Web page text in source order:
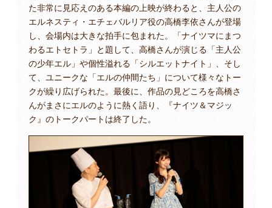
た非常に見応えのある本編の上映が終わると、主人公の
エルネスティ・エチェバルリア役の高橋李依さんが登場
し、会場内は大きな拍手に包まれた。「ナイツマにまつ
わるエトセトラ」と題して、高橋さんが演じる「主人公
の少年エル」や個性溢れる「シルエットナイト」、そし
て、ユニークな「エルの仲間たち」について様々なトー
クが繰り広げられた。最後に、作品の見どころを高橋さ
んがまさにエルのように熱く語り、『ナイツ＆マジッ
ク』のトークパートは終了した。